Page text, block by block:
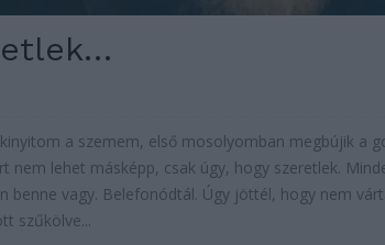
a szemem, első mosolyomban megbújik a
nem lehet másképp, csak úgy, hogy szeretlek.
benne vagy. Belefonódtál. Úgy jöttél, hogy nem
szűkölve...